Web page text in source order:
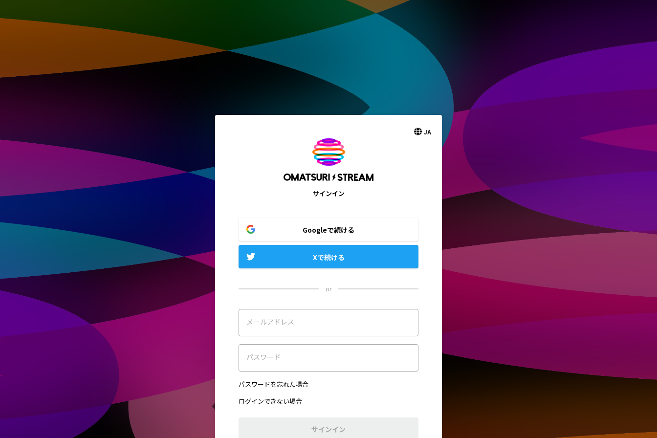
JA
サインイン
Googleで続ける
Xで続ける
or
メールアドレス
パスワード
パスワードを忘れた場合
ログインできない場合
サインイン